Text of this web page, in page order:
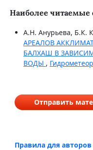
Наиболее читаемые
А.Н. Анурьева, Б.К.
АРЕАЛОВ
БАЛХАШ В
ВОДЫ ,
Отправить
Правила для авторов